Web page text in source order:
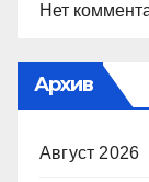
Нет
Архив
Август 2026